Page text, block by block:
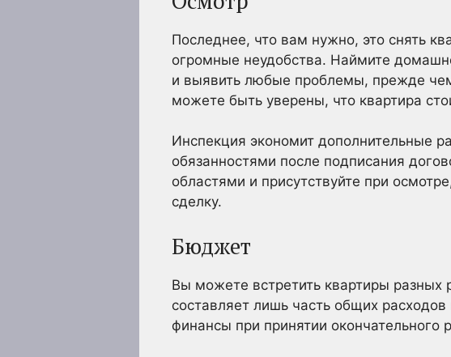
Последнее, что вам нужно, это снять
огромные неудобства. Наймите
и выявить любые проблемы, прежде
можете быть уверены, что квартира
Инспекция экономит дополнительные
обязанностями после подписания
областями и присутствуйте при
сделку.
Бюджет
Вы можете встретить квартиры
составляет лишь часть общих
финансы при принятии